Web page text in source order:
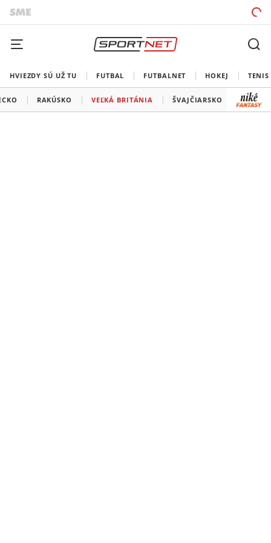
HVIEZDY SÚ UŽ TU FUTBAL FUTBALNET HOKEJ TENIS
RAKÚSKO VEĽKÁ BRITÁNIA ŠVAJČIARSKO USA